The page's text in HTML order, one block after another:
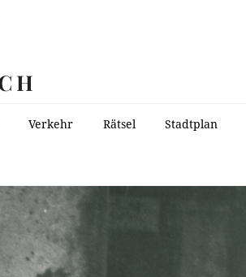
Verkehr Rätsel Stadtplan